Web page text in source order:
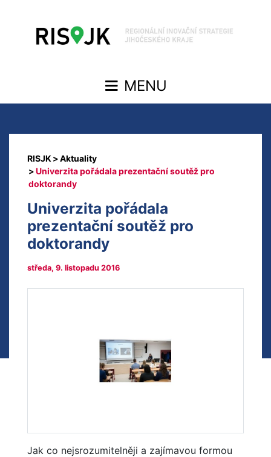
Aktuality
Univerzita pořádala prezentační soutěž pro
doktorandy
Univerzita pořádala
prezentační soutěž pro
doktorandy
středa, 9. listopadu 2016
Jak co nejsrozumitelněji a zajímavou formou